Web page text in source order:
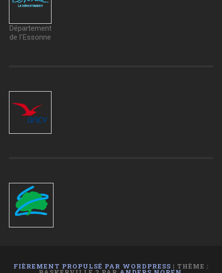
Département
de l'Essonne
FIÈREMENT PROPULSÉ PAR WORDPRESS | THÈME :